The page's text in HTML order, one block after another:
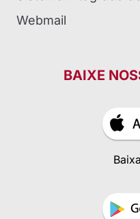
Webmail
BAIXE